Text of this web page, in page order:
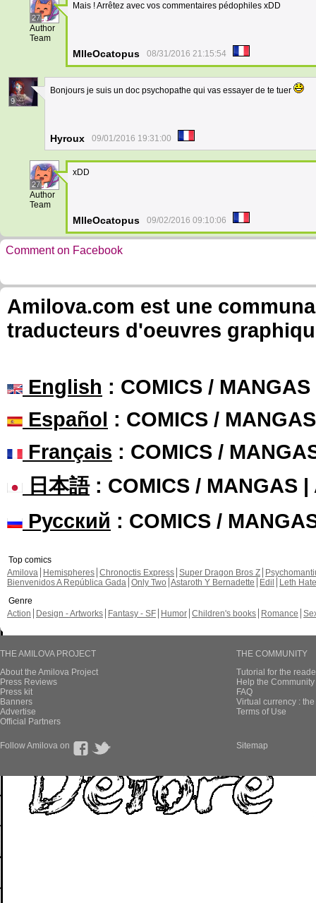
27
Author
Team
Mais ! Arrêtez avec vos commentaires pédophiles xDD
MlleOcatopus 08/31/2016 21:15:54
9
Bonjours je suis un doc psychopathe qui vas essayer de te tuer
Hyroux 09/01/2016 19:31:00
27
Author
Team
xDD
MlleOcatopus 09/02/2016 09:10:06
Comment on Facebook
Amilova.com est une
traducteurs d'oeuvres
English : COMICS /
Español : COMICS /
Français : COMICS /
日本語: COMICS / MANGAS |
Русский : COMICS /
Top comics
Amilova
Hemispheres Chronoctis Express Super Dragon Bros Z
Bienvenidos A República Gada Only Two Astaroth Y Bernadette Edil
Leth Hate
Genre
Action
Design - Artworks Fantasy - SF Humor Children's books Romance
THE AMILOVA PROJECT
About the Amilova Project
Press Reviews
Press kit
Banners
Advertise
Official Partners
THE COMMUNITY
Tutorial for the
Help the
FAQ
Virtual currency :
Terms of Use
Follow Amilova on Sitemap